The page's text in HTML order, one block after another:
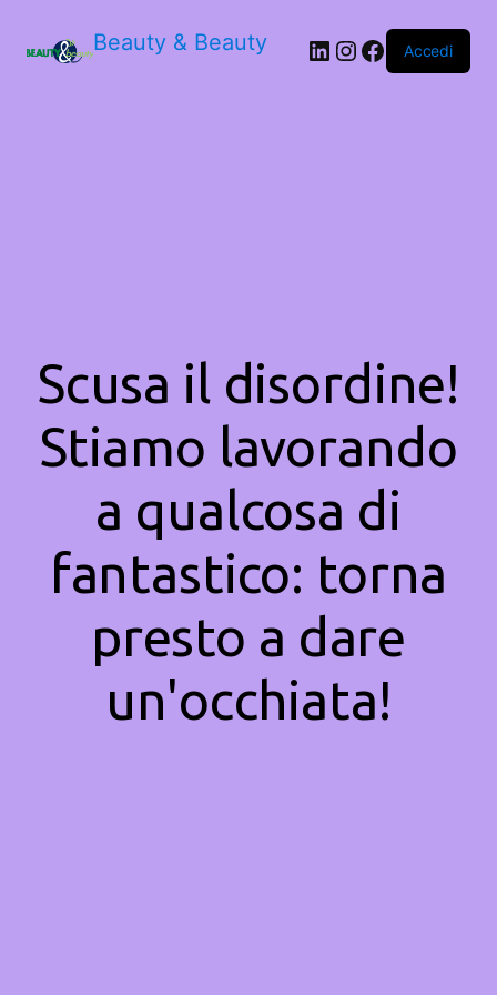
Beauty & Beauty LinkedIn
Instagram
Facebook
Accedi
Scusa il disordine!
Stiamo lavorando
a qualcosa di
fantastico: torna
presto a dare
un'occhiata!